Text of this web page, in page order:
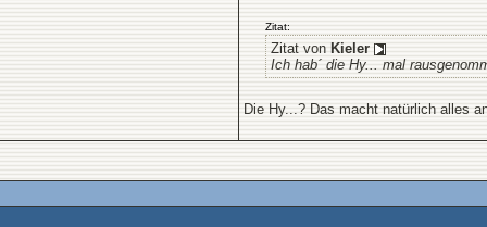
Zitat:
Zitat von Kieler
Ich hab´ die Hy... mal
Die Hy...? Das macht natürlich alles